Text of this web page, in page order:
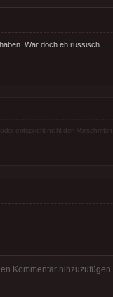
War doch eh russisch.
entspricht nicht den Vorschriften.
Kommentar hinzuzufügen.